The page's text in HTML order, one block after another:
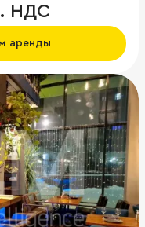
НДС
аренды